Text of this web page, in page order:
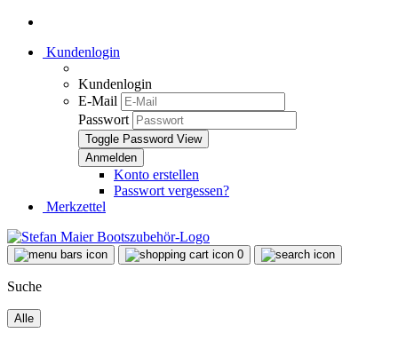
Kundenlogin
Kundenlogin
E-Mail
Passwort
Toggle Password View
Konto erstellen
Passwort vergessen?
Merkzettel
0
Suche
Alle